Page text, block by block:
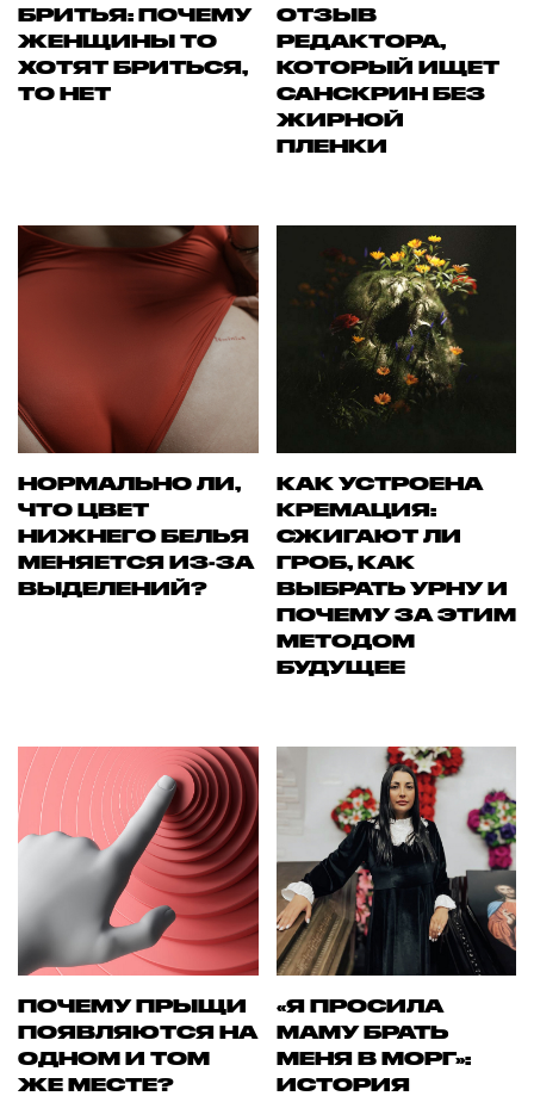
БРИТЬЯ: ПОЧЕМУ
ЖЕНЩИНЫ ТО
ХОТЯТ БРИТЬСЯ,
ТО НЕТ
ОТЗЫВ
РЕДАКТОРА,
КОТОРЫЙ ИЩЕТ
САНСКРИН БЕЗ
ЖИРНОЙ
ПЛЕНКИ
НОРМАЛЬНО ЛИ,
ЧТО ЦВЕТ
НИЖНЕГО БЕЛЬЯ
МЕНЯЕТСЯ ИЗ-ЗА
ВЫДЕЛЕНИЙ?
КАК УСТРОЕНА
КРЕМАЦИЯ:
СЖИГАЮТ ЛИ
ГРОБ, КАК
ВЫБРАТЬ УРНУ И
ПОЧЕМУ ЗА ЭТИМ
МЕТОДОМ
БУДУЩЕЕ
ПОЧЕМУ ПРЫЩИ
ПОЯВЛЯЮТСЯ НА
ОДНОМ И ТОМ
ЖЕ МЕСТЕ?
«Я ПРОСИЛА
МАМУ БРАТЬ
МЕНЯ В МОРГ»:
ИСТОРИЯ